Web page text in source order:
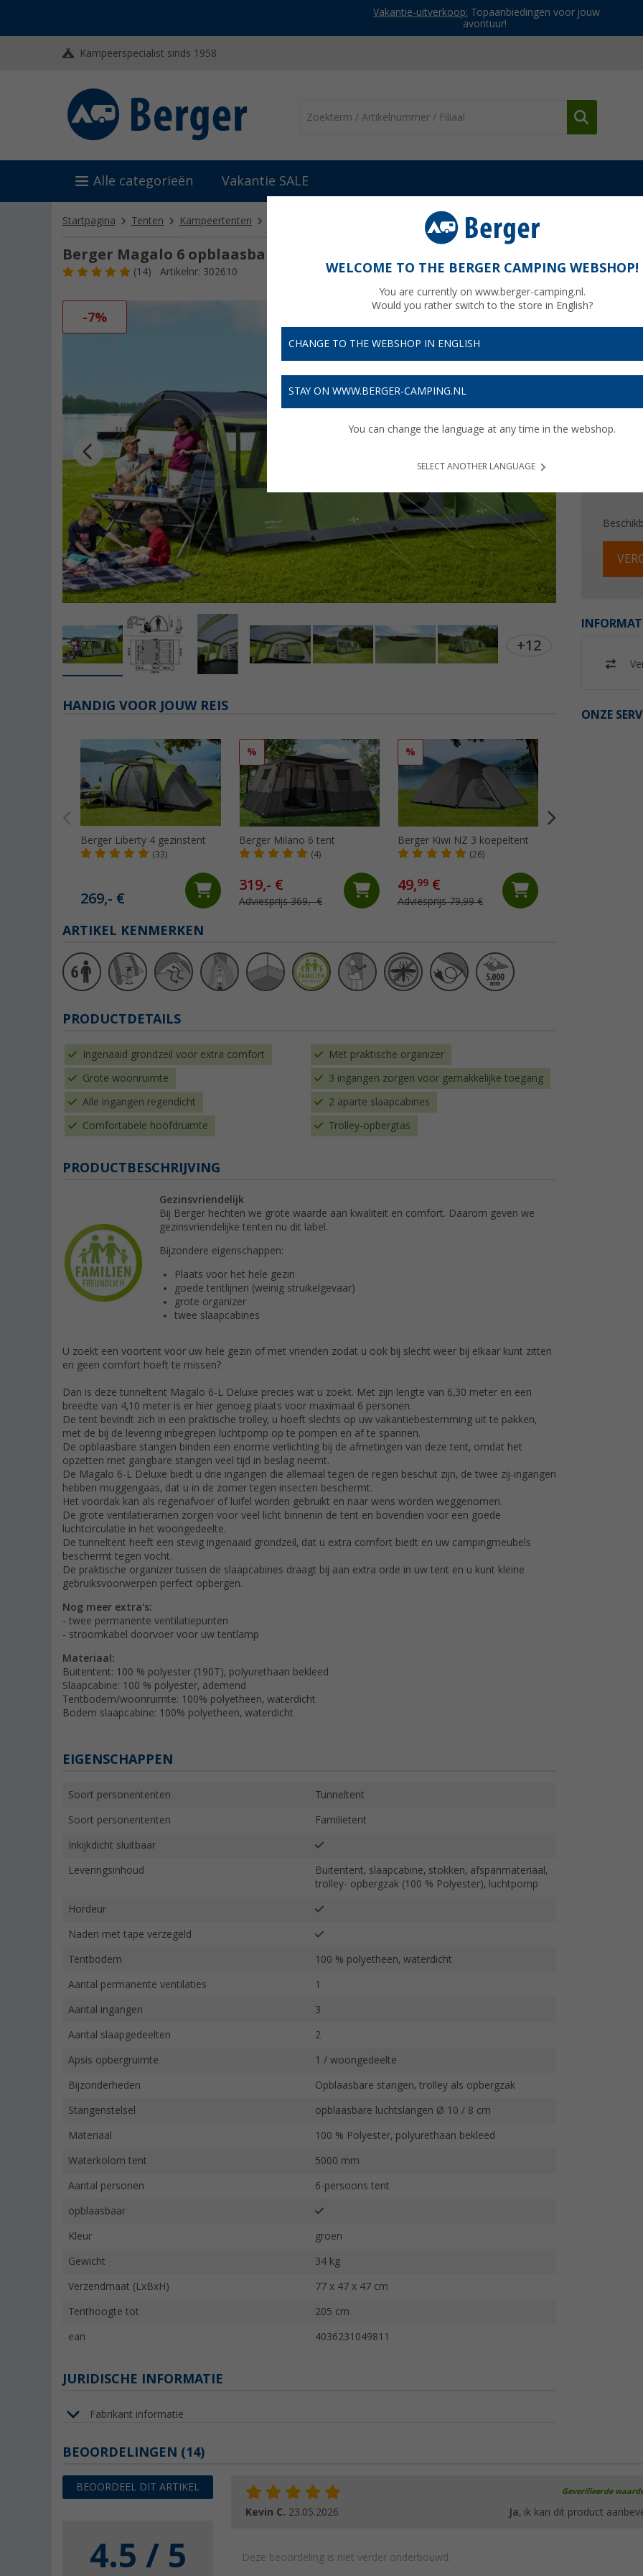
Vakantie-uitverkoop: Topaanbiedingen voor jouw
avontuur!
Kampeerspecialist sinds 1958
Alle categorieën Vakantie SALE
Startpagina Tenten Kampeertenten Berger Magalo 6 opblaasbare tunneltent
Berger Magalo 6 opblaasbare tunneltent
(14) Artikelnr: 302610
+12
-7%
€
ONZE
HANDIG VOOR JOUW REIS
Berger Liberty 4 gezinstent
(33)
269,- €
%
Berger Milano 6 tent
(4)
319,- €
Adviesprijs 369,- €
%
Berger Kiwi NZ 3 koepeltent
(26)
49,99 €
Adviesprijs 79,99 €
ARTIKEL KENMERKEN
PRODUCTDETAILS
Ingenaaid grondzeil voor extra comfort Met praktische organizer
Grote woonruimte 3 ingangen zorgen voor gemakkelijke toegang
Alle ingangen regendicht 2 aparte slaapcabines
Comfortabele hoofdruimte Trolley-opbergtas
PRODUCTBESCHRIJVING
Gezinsvriendelijk
Bij Berger hechten we grote waarde aan kwaliteit en comfort. Daarom geven we
gezinsvriendelijke tenten nu dit label.
Bijzondere eigenschappen:
Plaats voor het hele gezin
goede tentlijnen (weinig struikelgevaar)
grote organizer
twee slaapcabines
U zoekt een voortent voor uw hele gezin of met vrienden zodat u ook bij slecht weer bij elkaar kunt zitten
en geen comfort hoeft te missen?
Dan is deze tunneltent Magalo 6-L Deluxe precies wat u zoekt. Met zijn lengte van 6,30 meter en een
breedte van 4,10 meter is er hier genoeg plaats voor maximaal 6 personen.
De tent bevindt zich in een praktische trolley, u hoeft slechts op uw vakantiebestemming uit te pakken,
met de bij de levering inbegrepen luchtpomp op te pompen en af te spannen.
De opblaasbare stangen binden een enorme verlichting bij de afmetingen van deze tent, omdat het
opzetten met gangbare stangen veel tijd in beslag neemt.
De Magalo 6-L Deluxe biedt u drie ingangen die allemaal tegen de regen beschut zijn, de twee zij-ingangen
hebben muggengaas, dat u in de zomer tegen insecten beschermt.
Het voordak kan als regenafvoer of luifel worden gebruikt en naar wens worden weggenomen.
De grote ventilatieramen zorgen voor veel licht binnenin de tent en bovendien voor een goede
luchtcirculatie in het woongedeelte.
De tunneltent heeft een stevig ingenaaid grondzeil, dat u extra comfort biedt en uw campingmeubels
beschermt tegen vocht.
De praktische organizer tussen de slaapcabines draagt bij aan extra orde in uw tent en u kunt kleine
gebruiksvoorwerpen perfect opbergen.
Nog meer extra's:
- twee permanente ventilatiepunten
- stroomkabel doorvoer voor uw tentlamp
Materiaal:
Buitentent: 100 % polyester (190T), polyurethaan bekleed
Slaapcabine: 100 % polyester, ademend
Tentbodem/woonruimte: 100% polyetheen, waterdicht
Bodem slaapcabine: 100% polyetheen, waterdicht
EIGENSCHAPPEN
Soort personententen Tunneltent
Soort personententen Familietent
Inkijkdicht sluitbaar
Leveringsinhoud
Buitentent, slaapcabine, stokken, afspanmateriaal,
trolley- opbergzak (100 % Polyester), luchtpomp
Hordeur
Naden met tape verzegeld
Tentbodem 100 % polyetheen, waterdicht
Aantal permanente ventilaties 1
Aantal ingangen 3
Aantal slaapgedeelten 2
Apsis opbergruimte 1 / woongedeelte
Bijzonderheden Opblaasbare stangen, trolley als opbergzak
Stangenstelsel opblaasbare luchtslangen Ø 10 / 8 cm
Materiaal 100 % Polyester, polyurethaan bekleed
Waterkolom tent 5000 mm
Aantal personen 6-persoons tent
opblaasbaar
Kleur groen
Gewicht 34 kg
Verzendmaat (LxBxH) 77 x 47 x 47 cm
Tenthoogte tot 205 cm
ean 4036231049811
JURIDISCHE INFORMATIE
Fabrikant informatie
BEOORDELINGEN (14)
BEOORDEEL DIT ARTIKEL
4.5 / 5
Geverifieerde
Kevin C. 23.05.2026 Ja, ik kan dit product
Deze beoordeling is niet verder onderbouwd.
WELCOME TO THE BERGER CAMPING WEBSHOP!
You are currently on www.berger-camping.nl.
Would you rather switch to the store in English?
CHANGE TO THE WEBSHOP IN ENGLISH
STAY ON WWW.BERGER-CAMPING.NL
You can change the language at any time in the webshop.
SELECT ANOTHER LANGUAGE